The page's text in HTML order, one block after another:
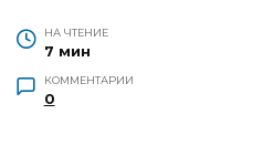
НА ЧТЕНИЕ
7 мин
КОММЕНТАРИИ
0